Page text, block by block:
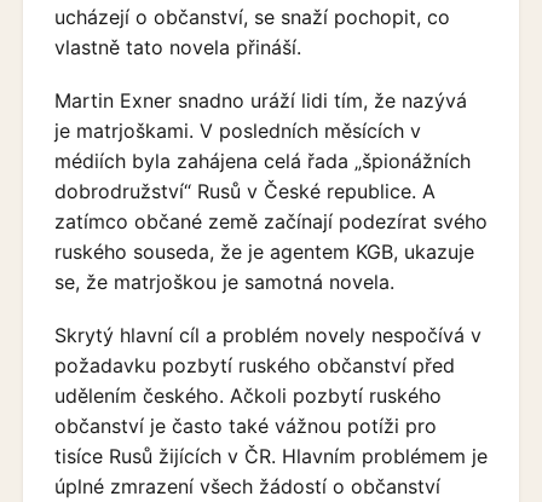
ucházejí o občanství, se snaží pochopit, co
vlastně tato novela přináší.
Martin Exner snadno uráží lidi tím, že nazývá
je matrjoškami. V posledních měsících v
médiích byla zahájena celá řada „špionážních
dobrodružství“ Rusů v České republice. A
zatímco občané země začínají podezírat svého
ruského souseda, že je agentem KGB, ukazuje
se, že matrjoškou je samotná novela.
Skrytý hlavní cíl a problém novely nespočívá v
požadavku pozbytí ruského občanství před
udělením českého. Ačkoli pozbytí ruského
občanství je často také vážnou potíži pro
tisíce Rusů žijících v ČR. Hlavním problémem je
úplné zmrazení všech žádostí o občanství